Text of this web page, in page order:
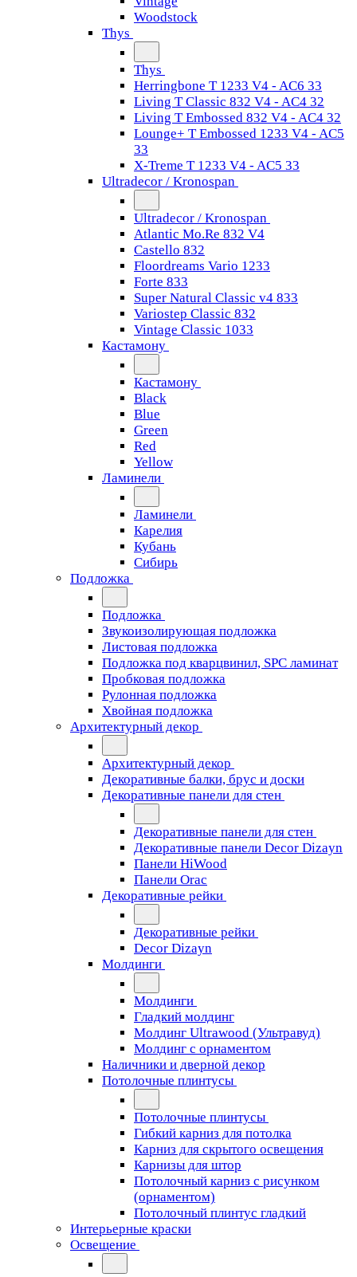
Woodstock
Thys
Thys
Herringbone T 1233 V4 - AC6 33
Living T Classic 832 V4 - AC4 32
Living T Embossed 832 V4 - AC4 32
Lounge+ T Embossed 1233 V4 - AC5
33
X-Treme T 1233 V4 - AC5 33
Ultradecor / Kronospan
Ultradecor / Kronospan
Atlantic Mo.Re 832 V4
Castello 832
Floordreams Vario 1233
Forte 833
Super Natural Classic v4 833
Variostep Classic 832
Vintage Classic 1033
Кастамону
Кастамону
Black
Blue
Green
Red
Yellow
Ламинели
Ламинели
Карелия
Кубань
Сибирь
Подложка
Подложка
Звукоизолирующая подложка
Листовая подложка
Подложка под кварцвинил, SPC ламинат
Пробковая подложка
Рулонная подложка
Хвойная подложка
Архитектурный декор
Архитектурный декор
Декоративные балки, брус и доски
Декоративные панели для стен
Декоративные панели для стен
Декоративные панели Decor Dizayn
Панели HiWood
Панели Orac
Декоративные рейки
Декоративные рейки
Decor Dizayn
Молдинги
Молдинги
Гладкий молдинг
Молдинг Ultrawood (Ультравуд)
Молдинг с орнаментом
Наличники и дверной декор
Потолочные плинтусы
Потолочные плинтусы
Гибкий карниз для потолка
Карниз для скрытого освещения
Карнизы для штор
Потолочный карниз с рисунком
(орнаментом)
Потолочный плинтус гладкий
Интерьерные краски
Освещение